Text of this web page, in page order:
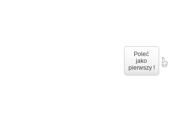
Poleć
jako
pierwszy !